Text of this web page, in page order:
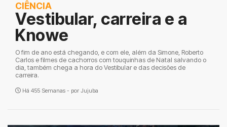
CIÊNCIA
Vestibular, carreira e a
Knowe
O fim de ano está chegando, e com ele, além da Simone, Roberto
Carlos e filmes de cachorros com touquinhas de Natal salvando o
dia, também chega a hora do Vestibular e das decisões de
carreira.
Há 455 Semanas - por Jujuba